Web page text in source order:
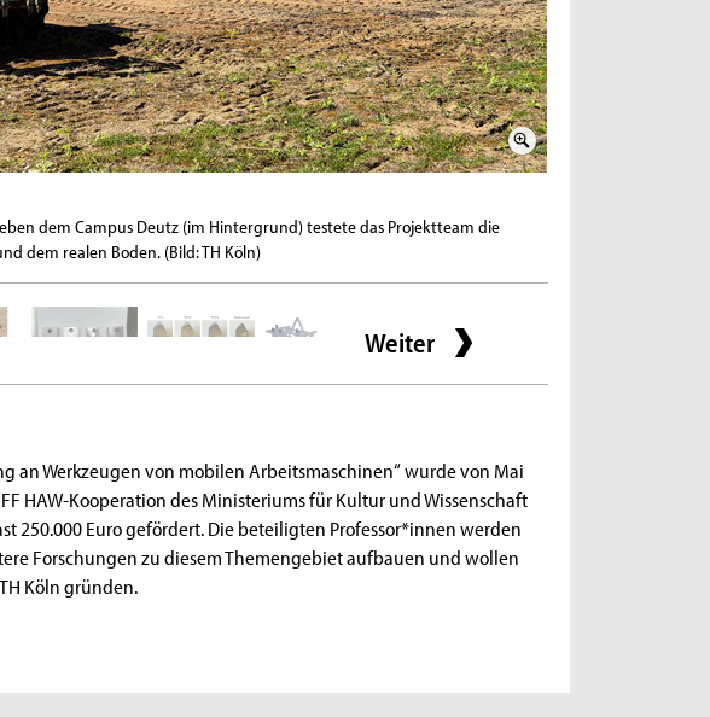
dem Campus Deutz (im Hintergrund) testete das Projektteam die
dem realen Boden. (Bild: TH Köln)
Weiter
an Werkzeugen von mobilen Arbeitsmaschinen“ wurde von Mai
HAW-Kooperation des Ministeriums für Kultur und Wissenschaft
250.000 Euro gefördert. Die beteiligten Professor*innen werden
Forschungen zu diesem Themengebiet aufbauen und wollen
Köln gründen.